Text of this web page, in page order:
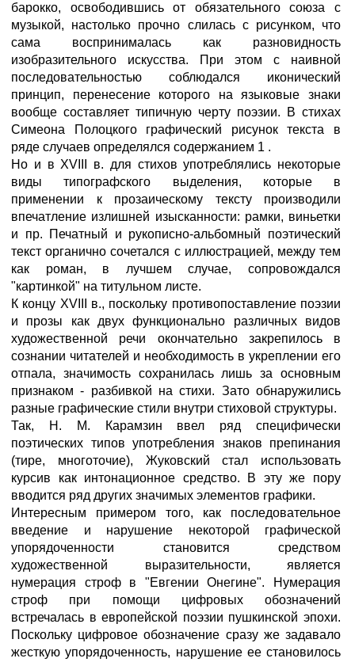
барокко, освободившись от обязательного союза с
музыкой, настолько прочно слилась с рисунком, что
сама воспринималась как разновидность
изобразительного искусства. При этом с наивной
последовательностью соблюдался иконический
принцип, перенесение которого на языковые знаки
вообще составляет типичную черту поэзии. В стихах
Симеона Полоцкого графический рисунок текста в
ряде случаев определялся содержанием 1 .
Но и в XVIII в. для стихов употреблялись некоторые
виды типографского выделения, которые в
применении к прозаическому тексту производили
впечатление излишней изысканности: рамки, виньетки
и пр. Печатный и рукописно-альбомный поэтический
текст органично сочетался с иллюстрацией, между тем
как роман, в лучшем случае, сопровождался
"картинкой" на титульном листе.
К концу XVIII в., поскольку противопоставление поэзии
и прозы как двух функционально различных видов
художественной речи окончательно закрепилось в
сознании читателей и необходимость в укреплении его
отпала, значимость сохранилась лишь за основным
признаком - разбивкой на стихи. Зато обнаружились
разные графические стили внутри стиховой структуры.
Так, Н. М. Карамзин ввел ряд специфически
поэтических типов употребления знаков препинания
(тире, многоточие), Жуковский стал использовать
курсив как интонационное средство. В эту же пору
вводится ряд других значимых элементов графики.
Интересным примером того, как последовательное
введение и нарушение некоторой графической
упорядоченности становится средством
художественной выразительности, является
нумерация строф в "Евгении Онегине". Нумерация
строф при помощи цифровых обозначений
встречалась в европейской поэзии пушкинской эпохи.
Поскольку цифровое обозначение сразу же задавало
жесткую упорядоченность, нарушение ее становилось